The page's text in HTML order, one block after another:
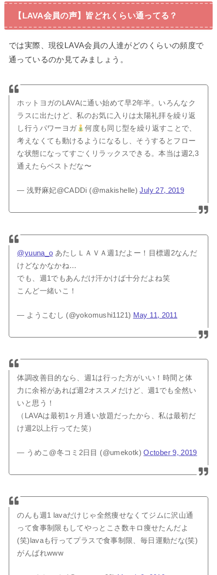
【LAVA会員の声】皆どれくらい通ってる？
では実際、現役LAVA会員の人達がどのくらいの頻度で
通っているのか見てみましょう。
ホットヨガのLAVAに通い始めて早2年半。いろんなク
ラスに出たけど、私のお気に入りは太陽礼拝を繰り返
し行うパワーヨガ
何度も同じ型を繰り返すことで、
考えなくても動けるようになるし、そうするとフロー
な状態になってすごくリラックスできる。本当は週2,3
通えたらベストだな〜
— 浅野麻妃@CADDi (@makishelle)July 27, 2019
@yuuna_o あたしＬＡＶＡ週1だよー！目標週2なんだ
けどなかなかね…
でも、週1でもあんだけ汗かけば十分だよね笑
こんど一緒いこ！
— ようこむし (@yokomushi1121) May 11, 2011
体調改善目的なら、週1は行った方がいい！時間と体
力に余裕があれば週2オススメだけど、週1でも全然い
いと思う！
（LAVAは最初1ヶ月通い放題だったから、私は最初だ
け週2以上行ってた笑）
— うめこ@冬コミ2日目 (@umekotk)October 9, 2019
のんも週1 lavaだけじゃ全然痩せなくてジムに沢山通
って食事制限もしてやっとこさ数キロ痩せたんだよ
(笑)lavaも行ってプラスで食事制限、毎日運動だな(笑)
がんばれwww